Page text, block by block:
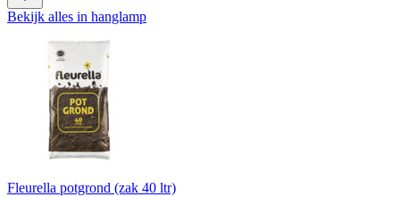
Bekijk alles in hanglamp
Fleurella potgrond (zak 40 ltr)